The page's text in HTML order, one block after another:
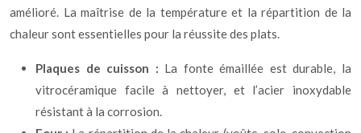
amélioré. La maîtrise de la température et la répartition de la
chaleur sont essentielles pour la réussite des plats.
Plaques de cuisson : La fonte émaillée est durable, la
vitrocéramique facile à nettoyer, et l’acier inoxydable
résistant à la corrosion.